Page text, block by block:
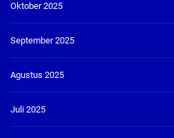
Oktober 2025
September 2025
Agustus 2025
Juli 2025